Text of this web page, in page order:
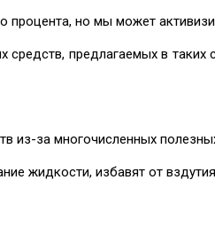
но мы может
предлагаемых в
за многочисленных
жидкости, избавят от